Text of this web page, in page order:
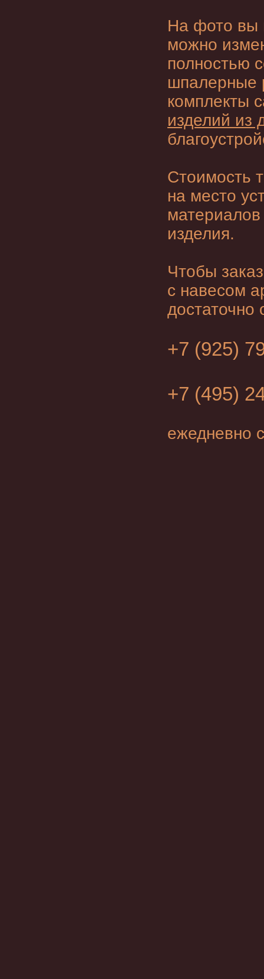
На фото вы
можно
полностью
шпалерные
комплекты
изделий из
Стоимость
на место
изделия.
Чтобы
с навесом
достаточно
+7 (925)
+7 (495)
ежедневно